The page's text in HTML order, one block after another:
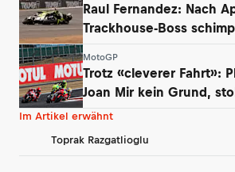
Raul Fernandez: Nach
Trackhouse-Boss
MotoGP
Trotz «cleverer Fahrt»:
Joan Mir kein Grund,
Im Artikel erwähnt
Toprak Razgatlioglu